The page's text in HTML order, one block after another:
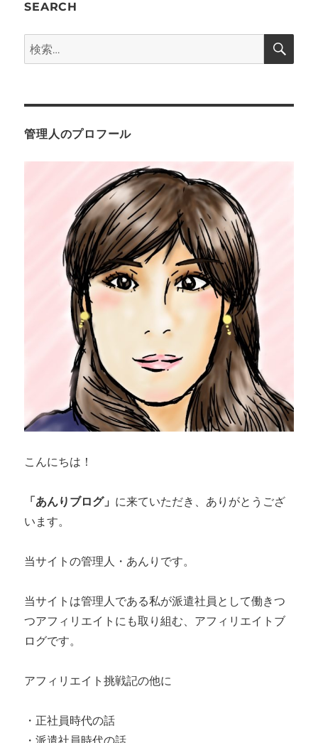
ョ
ン
SEARCH
検
索:
検
管理人のプロフール
こんにちは！
「あんりブログ」 に来ていただき、ありがとうござ
います。
当サイトの管理人・あんりです。
当サイトは管理人である私が派遣社員として働きつ
つアフィリエイトにも取り組む、アフィリエイトブ
ログです。
アフィリエイト挑戦記の他に
・正社員時代の話
・派遣社員時代の話